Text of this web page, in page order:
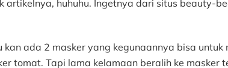
artikelnya, huhuhu. Ingetnya dari situs beauty-
kan ada 2 masker yang kegunaannya bisa
tomat. Tapi lama kelamaan beralih ke masker